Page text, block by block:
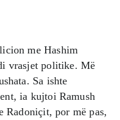
me Hashim
vrasjet politike. Më
Sa ishte
ia kujtoi Ramush
por më pas,